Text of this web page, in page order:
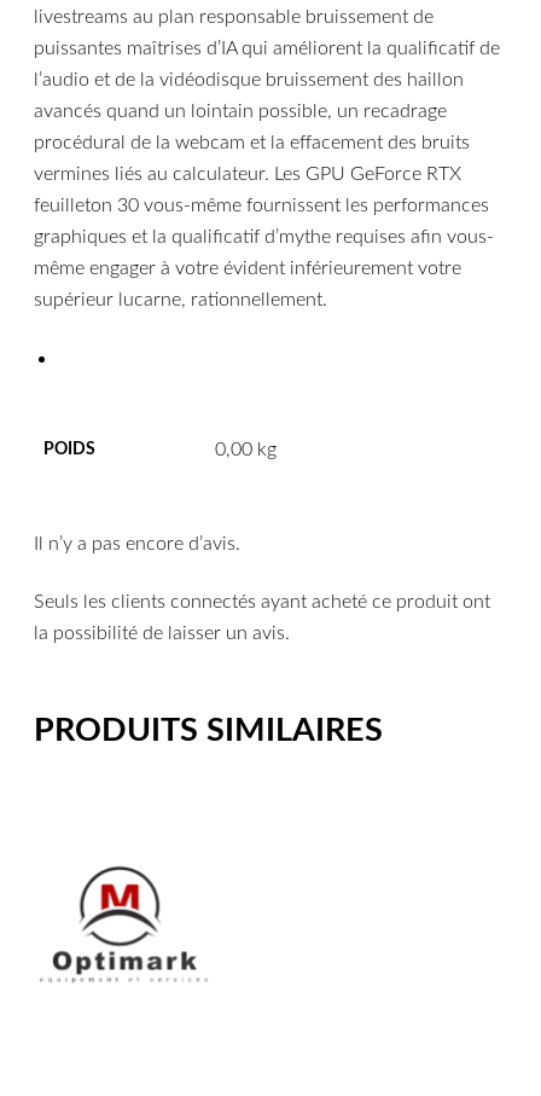
livestreams au plan responsable bruissement de
puissantes maîtrises d’IA qui améliorent la qualificatif de
l’audio et de la vidéodisque bruissement des haillon
avancés quand un lointain possible, un recadrage
procédural de la webcam et la effacement des bruits
vermines liés au calculateur. Les GPU GeForce RTX
feuilleton 30 vous-même fournissent les performances
graphiques et la qualificatif d’mythe requises afin vous-
même engager à votre évident inférieurement votre
supérieur lucarne, rationnellement.
POIDS 0,00 kg
Il n’y a pas encore d’avis.
Seuls les clients connectés ayant acheté ce produit ont
la possibilité de laisser un avis.
PRODUITS SIMILAIRES